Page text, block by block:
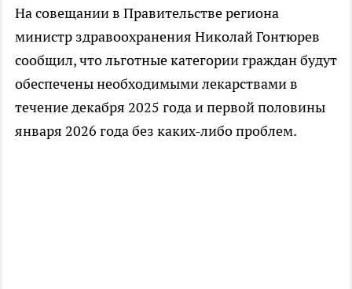
На совещании в Правительстве региона
министр здравоохранения Николай Гонтюрев
сообщил, что льготные категории граждан будут
обеспечены необходимыми лекарствами в
течение декабря 2025 года и первой половины
января 2026 года без каких-либо проблем.